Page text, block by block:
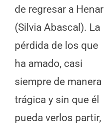
de regresar a Henar
(Silvia Abascal). La
pérdida de los que
ha amado, casi
siempre de manera
trágica y sin que él
pueda verlos partir,